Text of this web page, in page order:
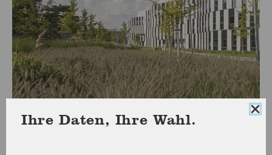
Ihre Daten, Ihre Wahl.